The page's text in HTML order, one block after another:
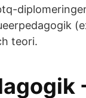
teori.